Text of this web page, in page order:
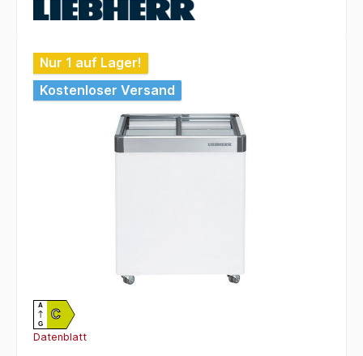
Bildergalerie überspringen
Nur 1 auf Lager!
Kostenloser Versand
C
A
G
Datenblatt